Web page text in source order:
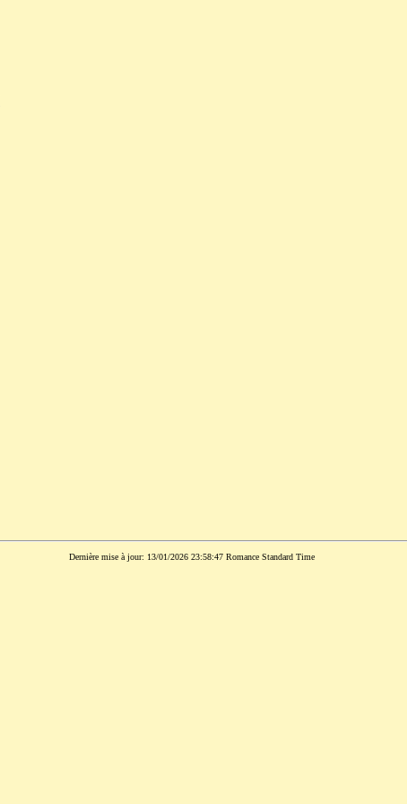
Dernière mise à jour: 13/01/2026 23:58:47 Romance Standard Time